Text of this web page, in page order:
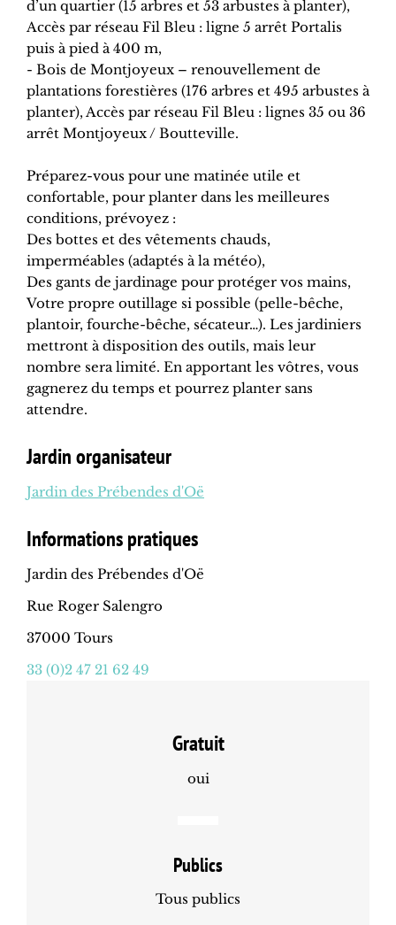
d’un quartier (15 arbres et 53 arbustes à planter),
Accès par réseau Fil Bleu : ligne 5 arrêt Portalis
puis à pied à 400 m,
- Bois de Montjoyeux – renouvellement de
plantations forestières (176 arbres et 495 arbustes à
planter), Accès par réseau Fil Bleu : lignes 35 ou 36
arrêt Montjoyeux / Boutteville.
Préparez-vous pour une matinée utile et
confortable, pour planter dans les meilleures
conditions, prévoyez :
Des bottes et des vêtements chauds,
imperméables (adaptés à la météo),
Des gants de jardinage pour protéger vos mains,
Votre propre outillage si possible (pelle-bêche,
plantoir, fourche-bêche, sécateur…). Les jardiniers
mettront à disposition des outils, mais leur
nombre sera limité. En apportant les vôtres, vous
gagnerez du temps et pourrez planter sans
attendre.
Jardin organisateur
Jardin des Prébendes d'Oë
Informations pratiques
Jardin des Prébendes d'Oë
Rue Roger Salengro
37000 Tours
33 (0)2 47 21 62 49
Gratuit
oui
Publics
Tous publics